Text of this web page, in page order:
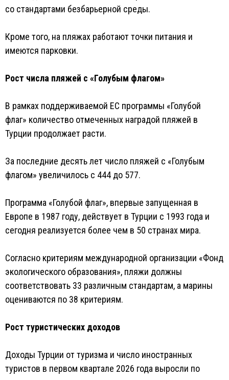
со стандартами безбарьерной среды.
Кроме того, на пляжах работают точки питания и
имеются парковки.
Рост числа пляжей с «Голубым флагом»
В рамках поддерживаемой ЕС программы «Голубой
флаг» количество отмеченных наградой пляжей в
Турции продолжает расти.
За последние десять лет число пляжей с «Голубым
флагом» увеличилось с 444 до 577.
Программа «Голубой флаг», впервые запущенная в
Европе в 1987 году, действует в Турции с 1993 года и
сегодня реализуется более чем в 50 странах мира.
Согласно критериям международной организации «Фонд
экологического образования», пляжи должны
соответствовать 33 различным стандартам, а марины
оцениваются по 38 критериям.
Рост туристических доходов
Доходы Турции от туризма и число иностранных
туристов в первом квартале 2026 года выросли по